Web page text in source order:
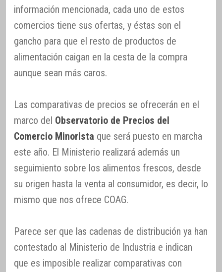
información mencionada, cada uno de estos
comercios tiene sus ofertas, y éstas son el
gancho para que el resto de productos de
alimentación caigan en la cesta de la compra
aunque sean más caros.
Las comparativas de precios se ofrecerán en el
marco del Observatorio de Precios del
Comercio Minorista que será puesto en marcha
este año. El Ministerio realizará además un
seguimiento sobre los alimentos frescos, desde
su origen hasta la venta al consumidor, es decir, lo
mismo que nos ofrece COAG.
Parece ser que las cadenas de distribución ya han
contestado al Ministerio de Industria e indican
que es imposible realizar comparativas con